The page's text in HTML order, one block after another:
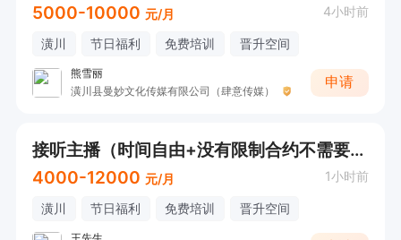
5000-10000 元/月 4小时前
潢川 节日福利 免费培训 晋升空间
熊雪丽
潢川县曼妙文化传媒有限公司（肆意传媒）
申请
接听主播（时间自由+没有限制合约不需要加入公会）
4000-12000 元/月 1小时前
潢川 节日福利 免费培训 晋升空间